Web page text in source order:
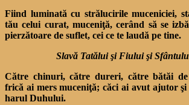
Fiind luminată cu strălucirile muceniciei,
tău celui curat, muceniţă, cerând să se
pierzătoare de suflet, cei ce te laudă pe tine.
Slavă Tatălui şi Fiului şi
Către chinuri, către dureri, către bătăi
frică ai mers muceniţă; căci ai avut ajutor
harul Duhului.